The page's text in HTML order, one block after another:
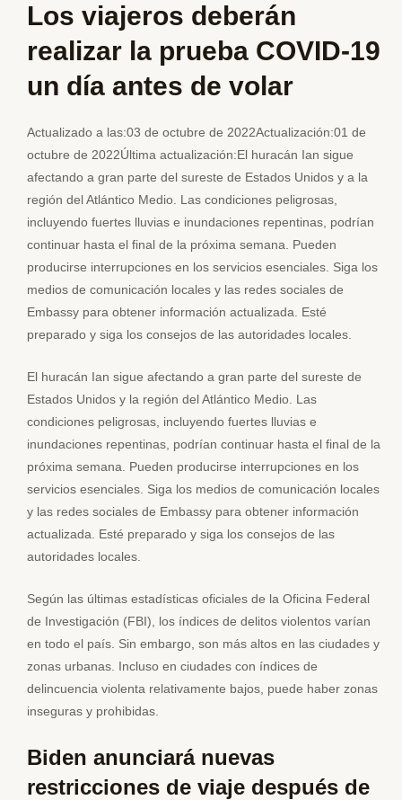
Los viajeros deberán
realizar la prueba COVID-19
un día antes de volar
Actualizado a las:03 de octubre de 2022Actualización:01 de
octubre de 2022Última actualización:El huracán Ian sigue
afectando a gran parte del sureste de Estados Unidos y a la
región del Atlántico Medio. Las condiciones peligrosas,
incluyendo fuertes lluvias e inundaciones repentinas, podrían
continuar hasta el final de la próxima semana. Pueden
producirse interrupciones en los servicios esenciales. Siga los
medios de comunicación locales y las redes sociales de
Embassy para obtener información actualizada. Esté
preparado y siga los consejos de las autoridades locales.
El huracán Ian sigue afectando a gran parte del sureste de
Estados Unidos y la región del Atlántico Medio. Las
condiciones peligrosas, incluyendo fuertes lluvias e
inundaciones repentinas, podrían continuar hasta el final de la
próxima semana. Pueden producirse interrupciones en los
servicios esenciales. Siga los medios de comunicación locales
y las redes sociales de Embassy para obtener información
actualizada. Esté preparado y siga los consejos de las
autoridades locales.
Según las últimas estadísticas oficiales de la Oficina Federal
de Investigación (FBI), los índices de delitos violentos varían
en todo el país. Sin embargo, son más altos en las ciudades y
zonas urbanas. Incluso en ciudades con índices de
delincuencia violenta relativamente bajos, puede haber zonas
inseguras y prohibidas.
Biden anunciará nuevas
restricciones de viaje después de